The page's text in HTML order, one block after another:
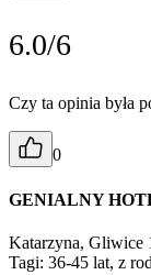
6.0/6
Czy ta opinia była
0
GENIALNY
Katarzyna, Gliwice
Tagi: 36-45 lat, z